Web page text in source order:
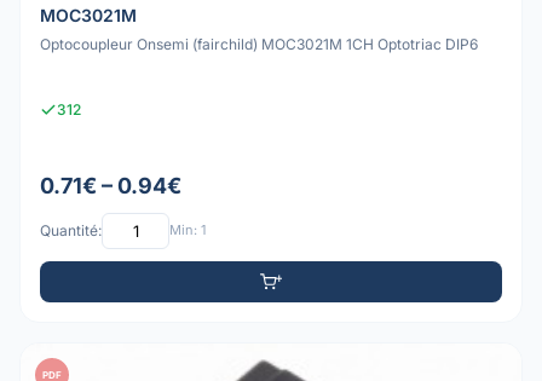
MOC3021M
Optocoupleur Onsemi (fairchild) MOC3021M 1CH Optotriac DIP6
312
0.71€ – 0.94€
Quantité: Min: 1
PDF